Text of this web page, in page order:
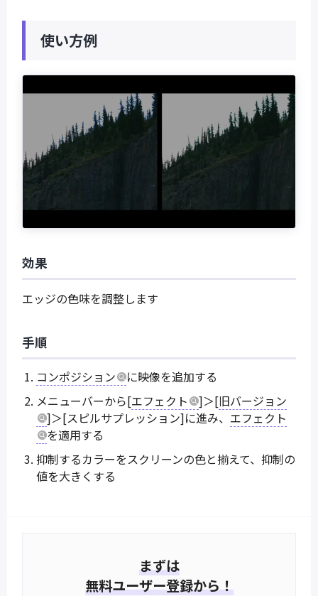
使い方例
効果
エッジの色味を調整します
手順
コンポジション
に映像を追加する
メニューバーから[エフェクト ]＞[旧バージョン
]＞[スピルサプレッション]に進み、 エフェクト
を適用する
抑制するカラーをスクリーンの色と揃えて、抑制の
値を大きくする
まずは
無料ユーザー登録から！